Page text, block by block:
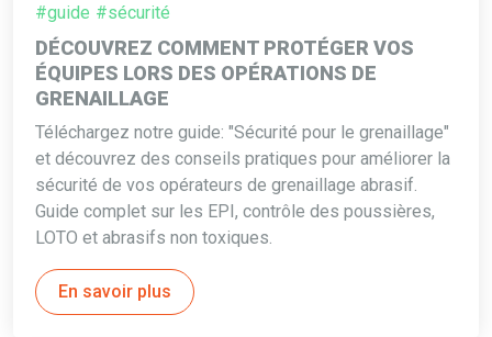
#guide #sécurité
DÉCOUVREZ COMMENT PROTÉGER VOS
ÉQUIPES LORS DES OPÉRATIONS DE
GRENAILLAGE
Téléchargez notre guide: "Sécurité pour le grenaillage"
et découvrez des conseils pratiques pour améliorer la
sécurité de vos opérateurs de grenaillage abrasif.
Guide complet sur les EPI, contrôle des poussières,
LOTO et abrasifs non toxiques.
En savoir plus